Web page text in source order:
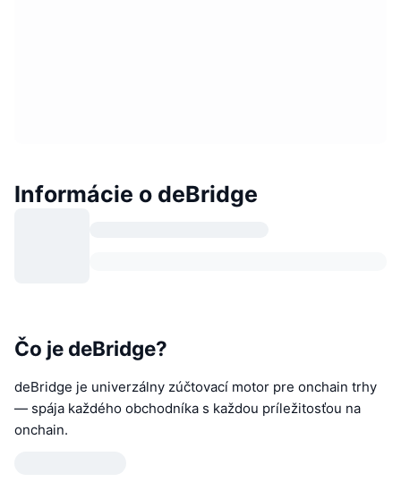
Informácie o deBridge
Čo je deBridge?
deBridge je univerzálny zúčtovací motor pre onchain trhy
— spája každého obchodníka s každou príležitosťou na
onchain.